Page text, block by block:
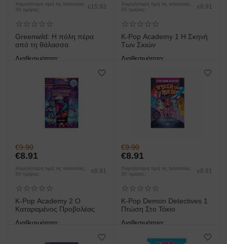
Χαμηλότερη τιμή τις τελευταίες
30 ημέρες:
€ 15.93
Greenwild: Η πόλη πέρα
από τη θάλασσα
Διαθεσιμότητα:
Χαμηλότερη τιμή τις τελευταίες
30 ημέρες:
€ 8.91
K-Pop Academy 1 Η Σκηνή
Των Σκιών
Διαθεσιμότητα:
€9.90
€8.91
Χαμηλότερη τιμή τις τελευταίες
30 ημέρες:
€ 8.91
K-Pop Academy 2 Ο
Καταραμένος Προβολέας
Διαθεσιμότητα:
€9.90
€8.91
Χαμηλότερη τιμή τις τελευταίες
30 ημέρες:
€ 8.91
K-Pop Demon Detectives 1
Πτώση Στο Τόκιο
Διαθεσιμότητα: